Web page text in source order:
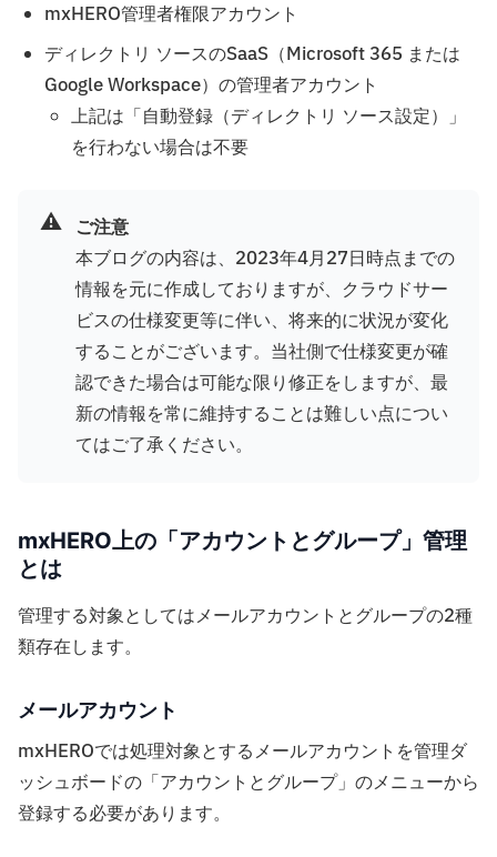
mxHERO管理者権限アカウント
ディレクトリ ソースのSaaS（Microsoft 365 または
Google Workspace）の管理者アカウント
上記は「自動登録（ディレクトリ ソース設定）」
を行わない場合は不要
⚠️ ご注意
本ブログの内容は、2023年4月27日時点までの
情報を元に作成しておりますが、クラウドサー
ビスの仕様変更等に伴い、将来的に状況が変化
することがございます。当社側で仕様変更が確
認できた場合は可能な限り修正をしますが、最
新の情報を常に維持することは難しい点につい
てはご了承ください。
mxHERO上の「アカウントとグループ」管理
とは
管理する対象としてはメールアカウントとグループの2種
類存在します。
メールアカウント
mxHEROでは処理対象とするメールアカウントを管理ダ
ッシュボードの「アカウントとグループ」のメニューから
登録する必要があります。